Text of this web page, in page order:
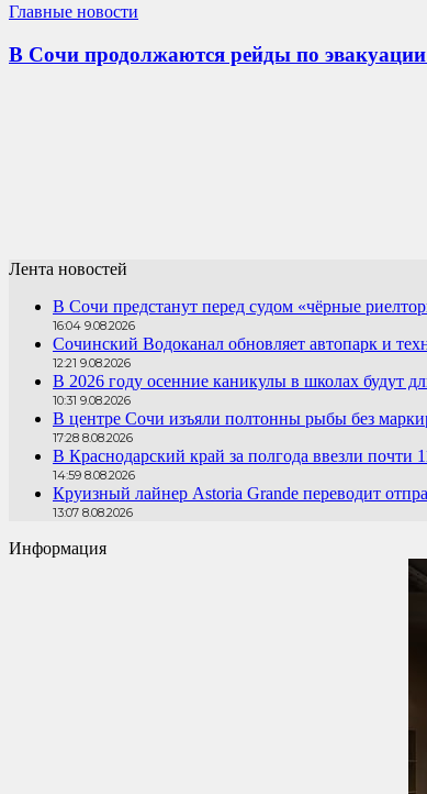
Главные новости
В Сочи продолжаются рейды по
Лента новостей
В Сочи предстанут перед судом «чёрные
16:04 9.08.2026
Сочинский Водоканал обновляет автопарк и
12:21 9.08.2026
В 2026 году осенние каникулы в школах будут
10:31 9.08.2026
В центре Сочи изъяли полтонны рыбы без
17:28 8.08.2026
В Краснодарский край за полгода ввезли почти
14:59 8.08.2026
Круизный лайнер Astoria Grande переводит
13:07 8.08.2026
Информация